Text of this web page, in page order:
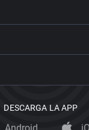
DESCARGA LA APP